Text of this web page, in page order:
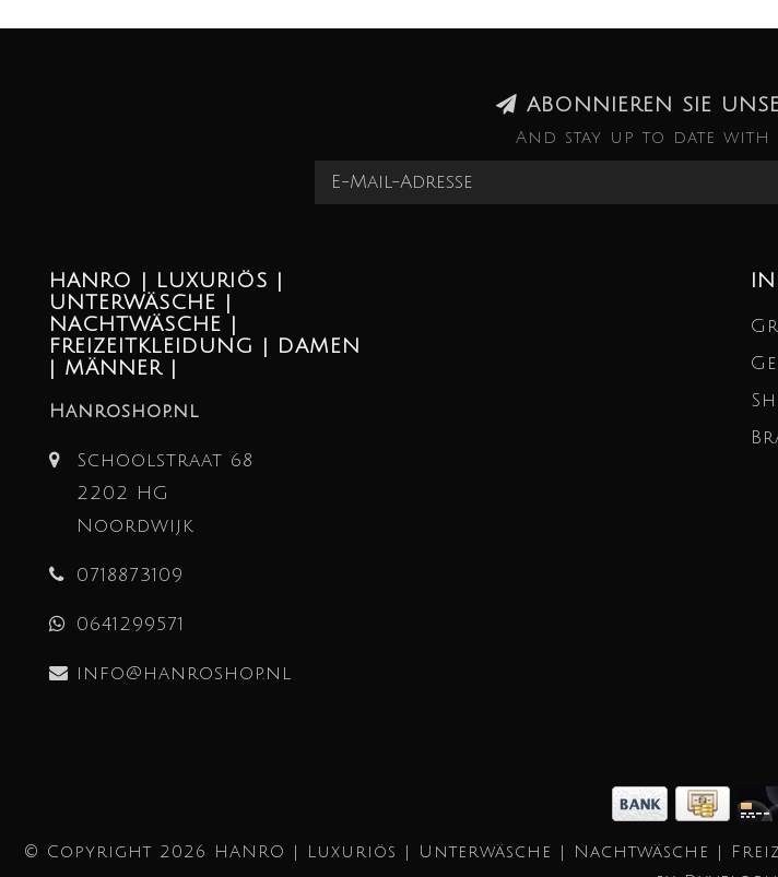
ABONNIEREN SIE
And stay up to date
HANRO | LUXURIÖS |
UNTERWÄSCHE |
NACHTWÄSCHE |
FREIZEITKLEIDUNG | DAMEN
| MÄNNER |
Hanroshop.nl
Schoolstraat 68
2202 HG
Noordwijk
0718873109
0641299571
info@hanroshop.nl
© Copyright 2026 HANRO | Luxuriös | Unterwäsche | Nachtwäsche |